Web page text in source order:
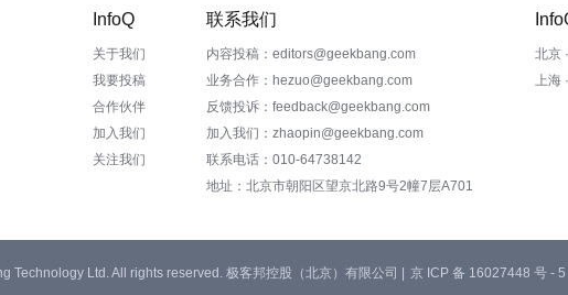
InfoQ
关于我们
我要投稿
合作伙伴
加入我们
关注我们
联系我们
内容投稿：editors@geekbang.com
业务合作：hezuo@geekbang.com
反馈投诉：feedback@geekbang.com
加入我们：zhaopin@geekbang.com
联系电话：010-64738142
地址：北京市朝阳区望京北路9号2幢7层A701
北京
上海
Technology Ltd. All rights reserved. 极客邦控股（北京）有限公司 | 京 ICP 备 16027448 号 - 5